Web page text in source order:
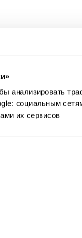
анализировать
социальным
их сервисов.